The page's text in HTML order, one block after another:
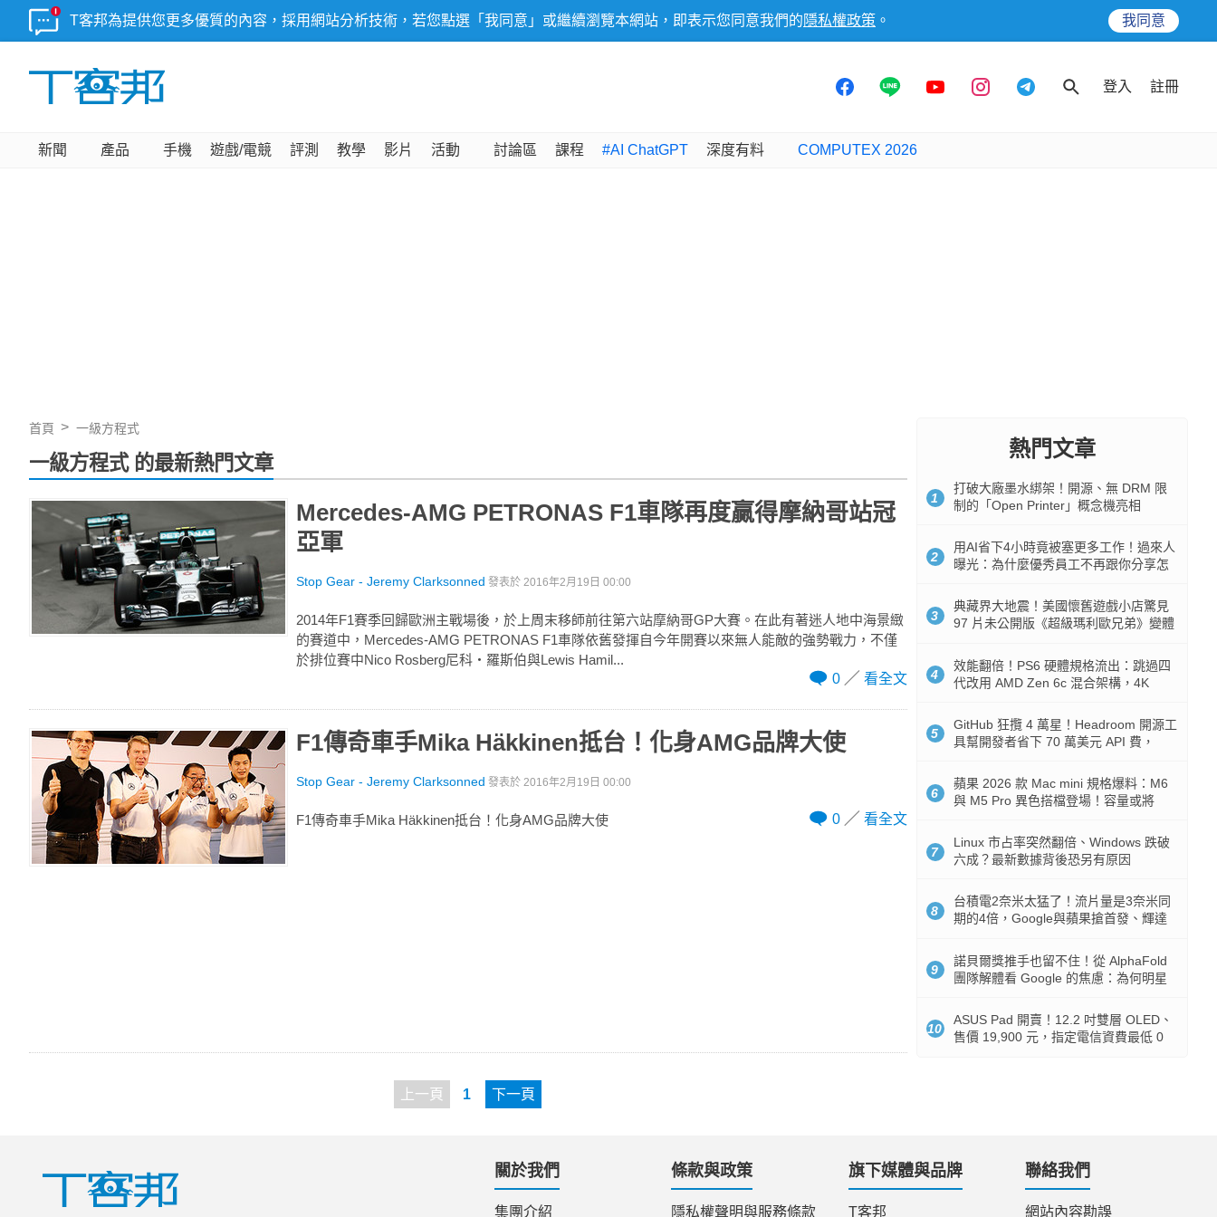
T客邦為提供您更多優質的內容，採用網站分析技術，若您點選「我同意」或繼續瀏覽本網站，即表示您同意我們的 隱私權政策 。 我同意
登入 註冊
新聞 產品 手機 遊戲/電競 評測 教學 影片 活動 討論區 課程 #AI ChatGPT 深度有料 COMPUTEX 2026
首頁 一級方程式
一級方程式 的最新熱門文章
Mercedes-AMG PETRONAS F1車隊再度贏得摩納哥站冠
亞軍
Stop Gear - Jeremy Clarksonned 發表於 2016年2月19日 00:00
2014年F1賽季回歸歐洲主戰場後，於上周末移師前往第六站摩納哥GP大賽。在此有著迷人地中海景緻
的賽道中，Mercedes-AMG PETRONAS F1車隊依舊發揮自今年開賽以來無人能敵的強勢戰力，不僅
於排位賽中Nico Rosberg尼科‧羅斯伯與Lewis Hamil...
0
看全文
F1傳奇車手Mika Häkkinen抵台！化身AMG品牌大使
Stop Gear - Jeremy Clarksonned 發表於 2016年2月19日 00:00
F1傳奇車手Mika Häkkinen抵台！化身AMG品牌大使 0 看全文
上一頁 1 下一頁
熱門文章
1
打破大廠墨水綁架！開源、無 DRM 限
制的「Open Printer」概念機亮相
2
用AI省下4小時竟被塞更多工作！過來人
曝光：為什麼優秀員工不再跟你分享怎
3
典藏界大地震！美國懷舊遊戲小店驚見
97 片未公開版《超級瑪利歐兄弟》變體
4
效能翻倍！PS6 硬體規格流出：跳過四
代改用 AMD Zen 6c 混合架構，4K
5
GitHub 狂攬 4 萬星！Headroom 開源工
具幫開發者省下 70 萬美元 API 費，
6
蘋果 2026 款 Mac mini 規格爆料：M6
與 M5 Pro 異色搭檔登場！容量或將
7
Linux 市占率突然翻倍、Windows 跌破
六成？最新數據背後恐另有原因
8
台積電2奈米太猛了！流片量是3奈米同
期的4倍，Google與蘋果搶首發、輝達
9
諾貝爾獎推手也留不住！從 AlphaFold
團隊解體看 Google 的焦慮：為何明星
10
ASUS Pad 開賣！12.2 吋雙層 OLED、
售價 19,900 元，指定電信資費最低 0
關於我們
集團介紹
條款與政策
隱私權聲明與服務條款
旗下媒體與品牌
T客邦
聯絡我們
網站內容勘誤